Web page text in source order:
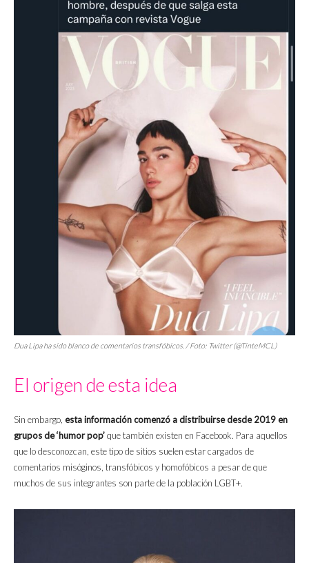
Dua Lipa ha sido blanco de comentarios transfóbicos. / Foto: Twitter (@TinteMCL)
El origen de esta idea
Sin embargo, esta información comenzó a distribuirse desde 2019 en
grupos de ‘humor pop’que también existen en Facebook. Para aquellos
que lo desconozcan, este tipo de sitios suelen estar cargados de
comentarios misóginos, transfóbicos y homofóbicos a pesar de que
muchos de sus integrantes son parte de la población LGBT+.